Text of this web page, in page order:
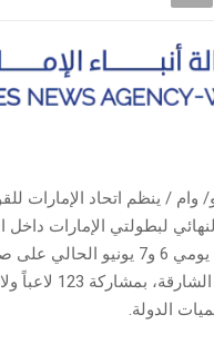
في 2 يونيو/ وام / ينظم اتحاد
لبطولتي الإمارات داخل
واكتشاف المواهب يومي 6 و7 يونيو
الثقة للمعاقين في
الدولة.